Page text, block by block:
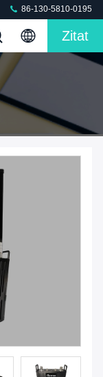
86-130-5810-0195
Zitat